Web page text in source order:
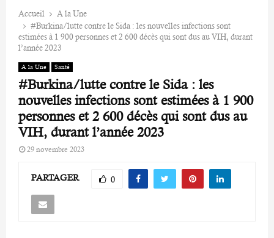
Accueil
A la Une
#Burkina/lutte contre le Sida : les nouvelles infections sont
estimées à 1 900 personnes et 2 600 décès qui sont dus au VIH, durant
l’année 2023
A la Une Santé
#Burkina/lutte contre le Sida : les
nouvelles infections sont estimées à 1 900
personnes et 2 600 décès qui sont dus au
VIH, durant l’année 2023
29 novembre 2023
PARTAGER 0